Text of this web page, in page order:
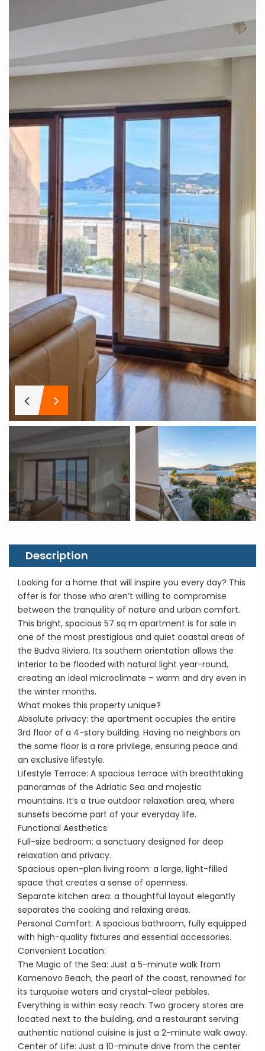
Description
Looking for a home that will inspire you every day? This
offer is for those who aren’t willing to compromise
between the tranquility of nature and urban comfort.
This bright, spacious 57 sq m apartment is for sale in
one of the most prestigious and quiet coastal areas of
the Budva Riviera. Its southern orientation allows the
interior to be flooded with natural light year-round,
creating an ideal microclimate – warm and dry even in
the winter months.
What makes this property unique?
Absolute privacy: the apartment occupies the entire
3rd floor of a 4-story building. Having no neighbors on
the same floor is a rare privilege, ensuring peace and
an exclusive lifestyle.
Lifestyle Terrace: A spacious terrace with breathtaking
panoramas of the Adriatic Sea and majestic
mountains. It’s a true outdoor relaxation area, where
sunsets become part of your everyday life.
Functional Aesthetics:
Full-size bedroom: a sanctuary designed for deep
relaxation and privacy.
Spacious open-plan living room: a large, light-filled
space that creates a sense of openness.
Separate kitchen area: a thoughtful layout elegantly
separates the cooking and relaxing areas.
Personal Comfort: A spacious bathroom, fully equipped
with high-quality fixtures and essential accessories.
Convenient Location:
The Magic of the Sea: Just a 5-minute walk from
Kamenovo Beach, the pearl of the coast, renowned for
its turquoise waters and crystal-clear pebbles.
Everything is within easy reach: Two grocery stores are
located next to the building, and a restaurant serving
authentic national cuisine is just a 2-minute walk away.
Center of Life: Just a 10-minute drive from the center